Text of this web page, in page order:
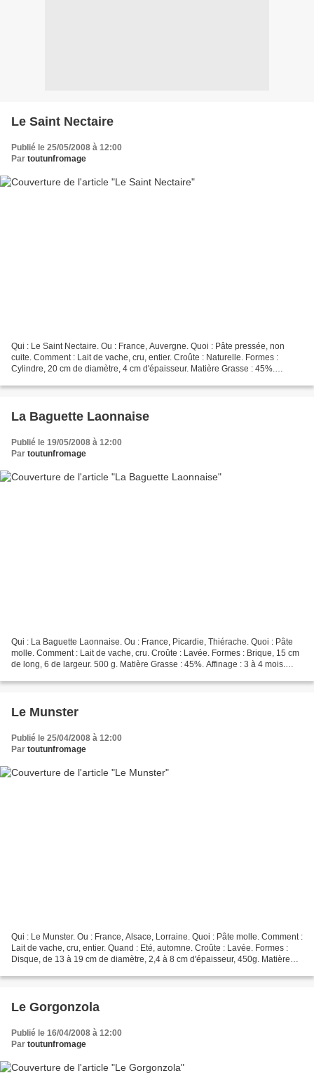
Le Saint Nectaire
Publié le 25/05/2008 à 12:00
Par toutunfromage
Qui : Le Saint Nectaire. Ou : France, Auvergne. Quoi : Pâte pressée, non
cuite. Comment : Lait de vache, cru, entier. Croûte : Naturelle. Formes :
Cylindre, 20 cm de diamètre, 4 cm d'épaisseur. Matière Grasse : 45%.
La Baguette Laonnaise
Publié le 19/05/2008 à 12:00
Par toutunfromage
Qui : La Baguette Laonnaise. Ou : France, Picardie, Thiérache. Quoi : Pâte
molle. Comment : Lait de vache, cru. Croûte : Lavée. Formes : Brique, 15 cm
de long, 6 de largeur. 500 g. Matière Grasse : 45%. Affinage : 3 à 4 mois.
Le Munster
Publié le 25/04/2008 à 12:00
Par toutunfromage
Qui : Le Munster. Ou : France, Alsace, Lorraine. Quoi : Pâte molle. Comment :
Lait de vache, cru, entier. Quand : Eté, automne. Croûte : Lavée. Formes :
Disque, de 13 à 19 cm de diamètre, 2,4 à 8 cm d'épaisseur, 450g. Matière
Le Gorgonzola
Publié le 16/04/2008 à 12:00
Par toutunfromage